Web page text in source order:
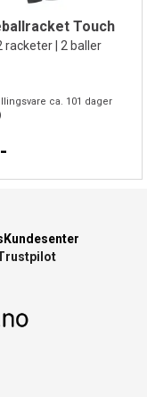
Touch
racketer | 2 baller
ca. 101 dager
Kundesenter